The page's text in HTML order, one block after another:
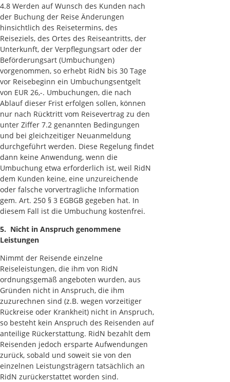
4.8 Werden auf Wunsch des Kunden nach
der Buchung der Reise Änderungen
hinsichtlich des Reisetermins, des
Reiseziels, des Ortes des Reiseantritts, der
Unterkunft, der Verpflegungsart oder der
Beförderungsart (Umbuchungen)
vorgenommen, so erhebt RidN bis 30 Tage
vor Reisebeginn ein Umbuchungsentgelt
von EUR 26,-. Umbuchungen, die nach
Ablauf dieser Frist erfolgen sollen, können
nur nach Rücktritt vom Reisevertrag zu den
unter Ziffer 7.2 genannten Bedingungen
und bei gleichzeitiger Neuanmeldung
durchgeführt werden. Diese Regelung findet
dann keine Anwendung, wenn die
Umbuchung etwa erforderlich ist, weil RidN
dem Kunden keine, eine unzureichende
oder falsche vorvertragliche Information
gem. Art. 250 § 3 EGBGB gegeben hat. In
diesem Fall ist die Umbuchung kostenfrei.
5. Nicht in Anspruch genommene
Leistungen
Nimmt der Reisende einzelne
Reiseleistungen, die ihm von RidN
ordnungsgemäß angeboten wurden, aus
Gründen nicht in Anspruch, die ihm
zuzurechnen sind (z.B. wegen vorzeitiger
Rückreise oder Krankheit) nicht in Anspruch,
so besteht kein Anspruch des Reisenden auf
anteilige Rückerstattung. RidN bezahlt dem
Reisenden jedoch ersparte Aufwendungen
zurück, sobald und soweit sie von den
einzelnen Leistungsträgern tatsächlich an
RidN zurückerstattet worden sind.